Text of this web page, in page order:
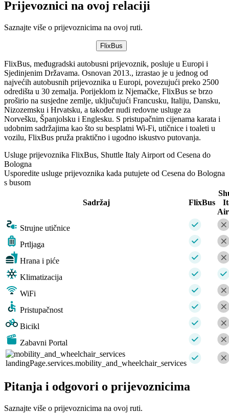
Prijevoznici na ovoj relaciji
Saznajte više o prijevoznicima na ovoj ruti.
FlixBus
FlixBus, međugradski autobusni prijevoznik, posluje u Europi i
Sjedinjenim Državama. Osnovan 2013., izrastao je u jednog od
najvećih autobusnih prijevoznika u Europi, povezujući preko 2500
odredišta u 30 zemalja. Porijeklom iz Njemačke, FlixBus se brzo
proširio na susjedne zemlje, uključujući Francusku, Italiju, Dansku,
Nizozemsku i Hrvatsku, a također nudi redovne usluge za
Norvešku, Španjolsku i Englesku. S pristupačnim cijenama karata i
udobnim sadržajima kao što su besplatni Wi-Fi, utičnice i toaleti u
vozilu, FlixBus pruža praktično i ugodno iskustvo putovanja.
Usluge prijevoznika FlixBus, Shuttle Italy Airport od Cesena do
Bologna
Usporedite usluge prijevoznika kada putujete od Cesena do Bologna
s busom
Sadržaj FlixBus
Strujne utičnice
Prtljaga
Hrana i piće
Klimatizacija
WiFi
Pristupačnost
Bicikl
Zabavni Portal
landingPage.services.mobility_and_wheelchair_services
Pitanja i odgovori o prijevoznicima
Saznajte više o prijevoznicima na ovoj ruti.